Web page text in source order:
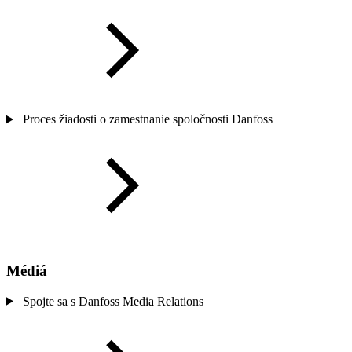
Proces žiadosti o zamestnanie spoločnosti Danfoss
Médiá
Spojte sa s Danfoss Media Relations